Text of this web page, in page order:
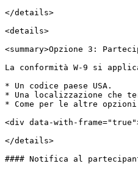
</details>
<details>
<summary>Opzione 3:
La conformità W-9 si
* Un codice paese USA.
* Una localizzazione che
* Come per le altre
<div data-with-
</details>
#### Notifica al